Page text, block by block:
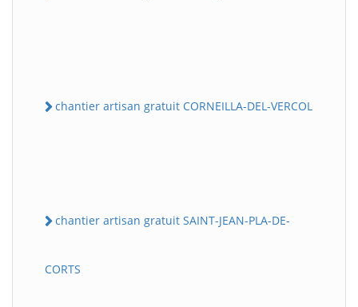
chantier artisan gratuit CORNEILLA-DEL-VERCOL
chantier artisan gratuit SAINT-JEAN-PLA-DE-
CORTS